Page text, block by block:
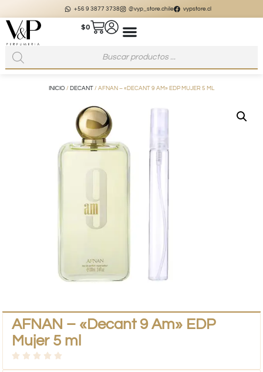
+56 9 3877 3738 @vyp_store.chile vypstore.cl
$0
INICIO / DECANT / AFNAN – «DECANT 9 AM» EDP MUJER 5 ML
AFNAN – «Decant 9 Am» EDP
Mujer 5 ml